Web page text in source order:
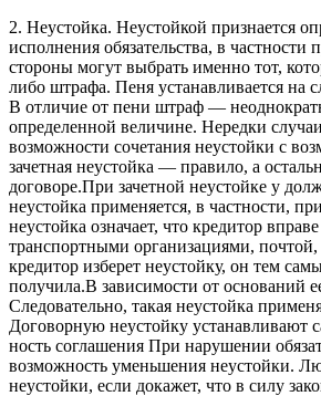
2. Неустойка. Неустойкой признается
исполнения обязательства, в
стороны могут выбрать именно тот,
либо штрафа. Пеня устанавливается
В отличие от пени штраф —
определенной величине. Нередки
возможности сочетания неустойки с
зачетная неустойка — правило, а
договоре.При зачетной неустойке у
неустойка применяется, в частности,
неустойка означает, что кредитор
транспортными организациями,
кредитор изберет неустойку, он тем
получила.В зависимости от оснований
Следовательно, такая неустойка
Договорную неустойку устанавливают
ность соглашения При нарушении
возможность уменьшения неустойки.
неустойки, если докажет, что в силу